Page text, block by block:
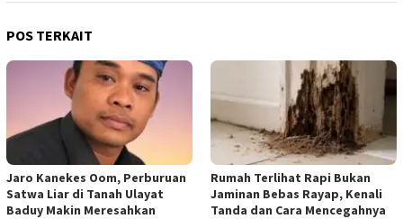
POS TERKAIT
Jaro Kanekes Oom, Perburuan
Satwa Liar di Tanah Ulayat
Baduy Makin Meresahkan
Rumah Terlihat Rapi Bukan
Jaminan Bebas Rayap, Kenali
Tanda dan Cara Mencegahnya